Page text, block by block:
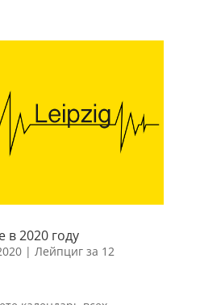
в 2020 году
| Лейпциг за 12